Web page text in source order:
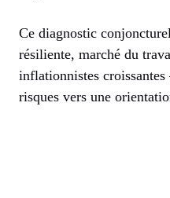
Ce diagnostic
résiliente, marché du
inflationnistes
risques vers une